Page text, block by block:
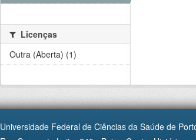
Licenças
Outra (Aberta) (1)
Universidade Federal de Ciências da Saúde de